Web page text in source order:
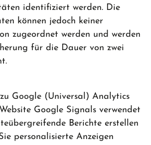
identifiziert werden. Die
können jedoch keiner
zugeordnet werden und werden
für die Dauer von zwei
Google (Universal) Analytics
Google Signals verwendet
Berichte erstellen
personalisierte Anzeigen